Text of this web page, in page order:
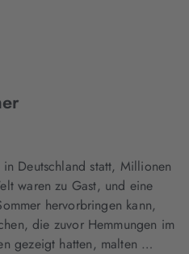
Deutschland statt, Millionen
waren zu Gast, und eine
hervorbringen kann,
die zuvor Hemmungen im
gezeigt hatten, malten …